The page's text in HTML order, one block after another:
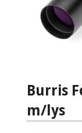
Burris
m/lys